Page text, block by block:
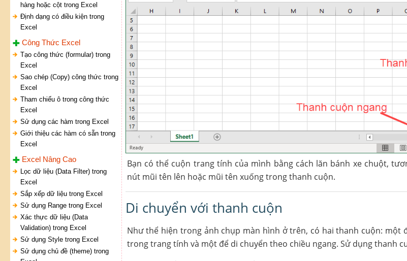
hàng hoặc cột trong Excel
Định dạng có điều kiện trong
Excel
Công Thức Excel
Tạo công thức (formular) trong
Excel
Sao chép (Copy) công thức trong
Excel
Tham chiếu ô trong công thức
Excel
Sử dụng các hàm trong Excel
Giới thiệu các hàm có sẵn trong
Excel
Excel Nâng Cao
Lọc dữ liệu (Data Filter) trong
Excel
Sắp xếp dữ liệu trong Excel
Sử dụng Range trong Excel
Xác thực dữ liệu (Data
Validation) trong Excel
Sử dụng Style trong Excel
Sử dụng chủ đề (theme) trong
Bạn có thể cuộn trang tính của mình bằng cách lăn bánh xe chuột,
nút mũi tên lên hoặc mũi tên xuống trong thanh cuộn.
Di chuyển với thanh cuộn
Như thể hiện trong ảnh chụp màn hình ở trên, có hai thanh cuộn: một
trong trang tính và một để di chuyển theo chiều ngang. Sử dụng thanh